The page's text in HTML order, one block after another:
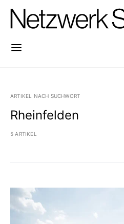
ARTIKEL NACH SUCHWORT
Rheinfelden
5 ARTIKEL